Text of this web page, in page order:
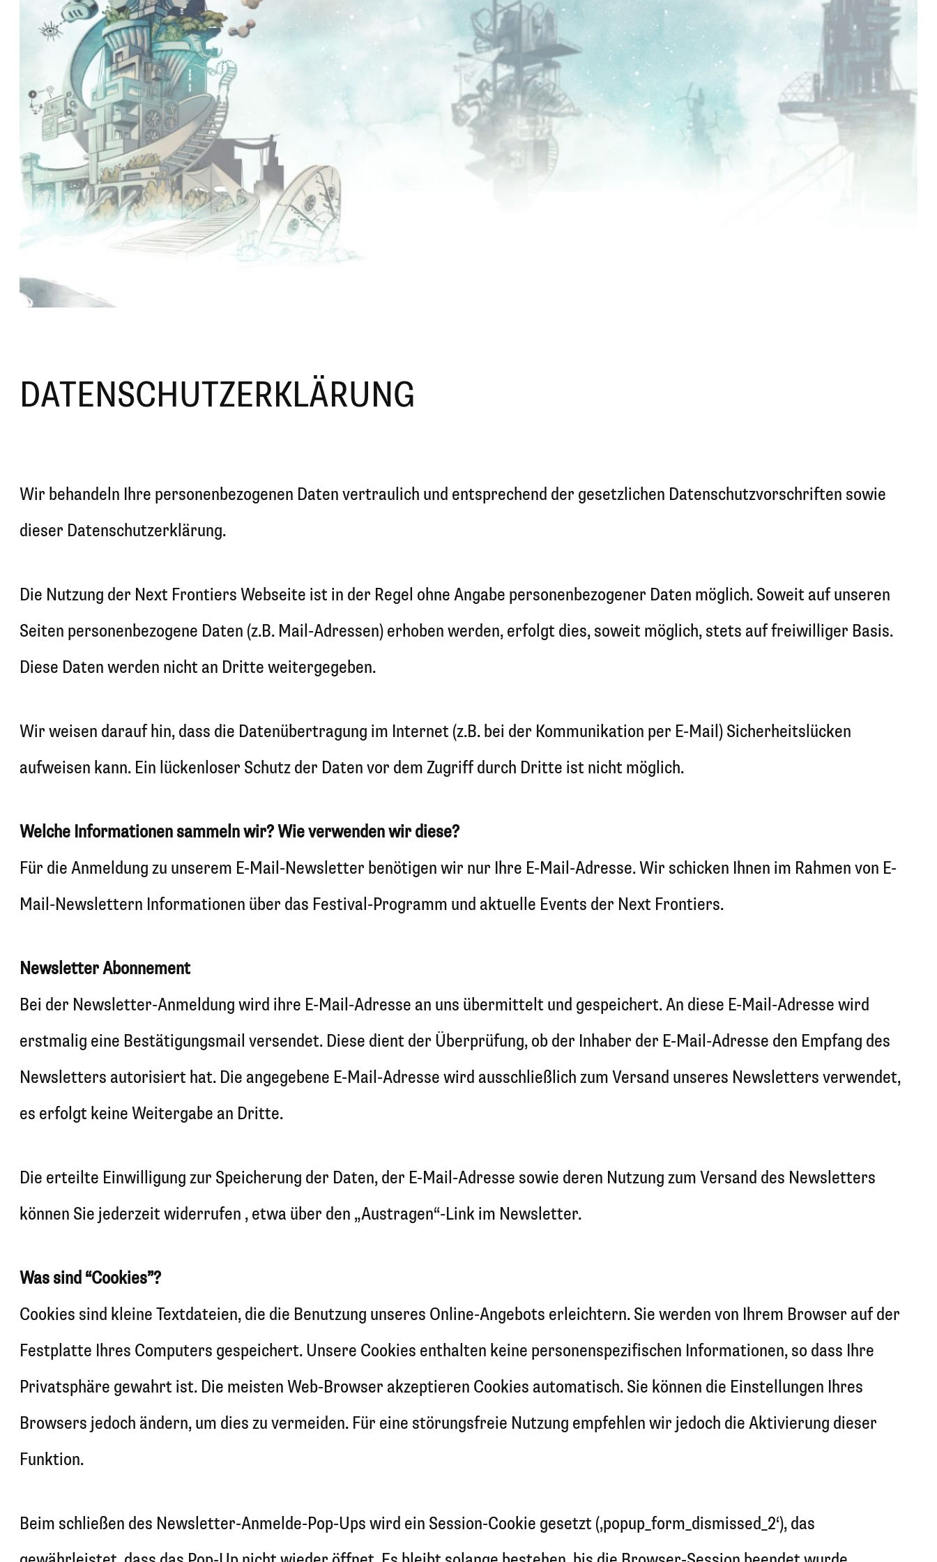
DATENSCHUTZERKLÄRUNG
Wir behandeln Ihre personenbezogenen Daten vertraulich und entsprechend der gesetzlichen Datenschutzvorschriften sowie
dieser Datenschutzerklärung.
Die Nutzung der Next Frontiers Webseite ist in der Regel ohne Angabe personenbezogener Daten möglich. Soweit auf unseren
Seiten personenbezogene Daten (z.B. Mail-Adressen) erhoben werden, erfolgt dies, soweit möglich, stets auf freiwilliger Basis.
Diese Daten werden nicht an Dritte weitergegeben.
Wir weisen darauf hin, dass die Datenübertragung im Internet (z.B. bei der Kommunikation per E-Mail) Sicherheitslücken
aufweisen kann. Ein lückenloser Schutz der Daten vor dem Zugriff durch Dritte ist nicht möglich.
Welche Informationen sammeln wir? Wie verwenden wir diese?
Für die Anmeldung zu unserem E-Mail-Newsletter benötigen wir nur Ihre E-Mail-Adresse. Wir schicken Ihnen im Rahmen von E-
Mail-Newslettern Informationen über das Festival-Programm und aktuelle Events der Next Frontiers.
Newsletter Abonnement
Bei der Newsletter-Anmeldung wird ihre E-Mail-Adresse an uns übermittelt und gespeichert. An diese E-Mail-Adresse wird
erstmalig eine Bestätigungsmail versendet. Diese dient der Überprüfung, ob der Inhaber der E-Mail-Adresse den Empfang des
Newsletters autorisiert hat. Die angegebene E-Mail-Adresse wird ausschließlich zum Versand unseres Newsletters verwendet,
es erfolgt keine Weitergabe an Dritte.
Die erteilte Einwilligung zur Speicherung der Daten, der E-Mail-Adresse sowie deren Nutzung zum Versand des Newsletters
können Sie jederzeit widerrufen , etwa über den „Austragen“-Link im Newsletter.
Was sind “Cookies”?
Cookies sind kleine Textdateien, die die Benutzung unseres Online-Angebots erleichtern. Sie werden von Ihrem Browser auf der
Festplatte Ihres Computers gespeichert. Unsere Cookies enthalten keine personenspezifischen Informationen, so dass Ihre
Privatsphäre gewahrt ist. Die meisten Web-Browser akzeptieren Cookies automatisch. Sie können die Einstellungen Ihres
Browsers jedoch ändern, um dies zu vermeiden. Für eine störungsfreie Nutzung empfehlen wir jedoch die Aktivierung dieser
Funktion.
Beim schließen des Newsletter-Anmelde-Pop-Ups wird ein Session-Cookie gesetzt (‚popup_form_dismissed_2‘), das